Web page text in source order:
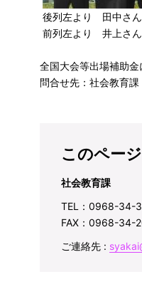
後列左より 田中さ
前列左より 井上さ
全国大会等出場補助金
問合せ先：社会教育
このペー
社会教育課
TEL：0968-34-
FAX：0968-34-
ご連絡先 :